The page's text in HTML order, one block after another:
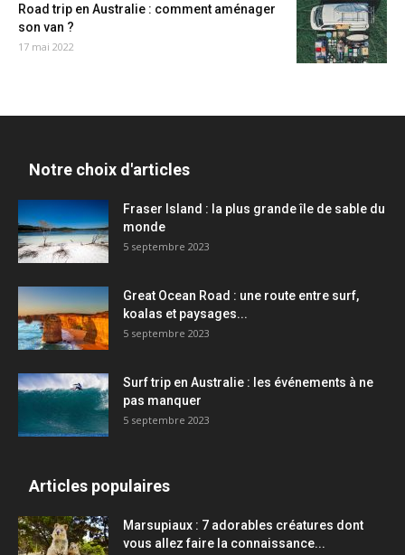
Road trip en Australie : comment aménager
son van ?
17 mai 2022
Notre choix d'articles
Fraser Island : la plus grande île de sable du
monde
5 septembre 2023
Great Ocean Road : une route entre surf,
koalas et paysages...
5 septembre 2023
Surf trip en Australie : les événements à ne
pas manquer
5 septembre 2023
Articles populaires
Marsupiaux : 7 adorables créatures dont
vous allez faire la connaissance...